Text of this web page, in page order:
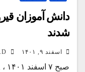
دانش آموزان
شدند
اسفند ۹, ۱۴۰۱